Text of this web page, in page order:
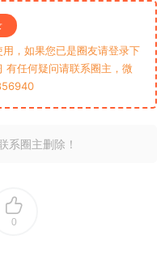
，如果您已是圈友请登录下
有任何疑问请联系圈主，微
系圈主删除！
0